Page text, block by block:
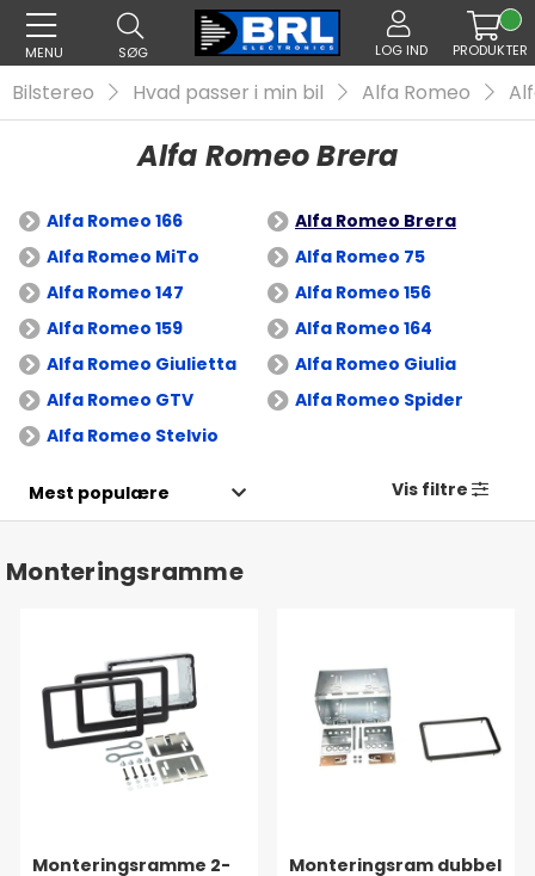
MENU SØG LOG IND PRODUKTER
Bilstereo Hvad passer i min bil Alfa Romeo
Alfa Romeo Brera
Alfa Romeo 166
Alfa Romeo Brera
Alfa Romeo MiTo
Alfa Romeo 75
Alfa Romeo 147
Alfa Romeo 156
Alfa Romeo 159
Alfa Romeo 164
Alfa Romeo Giulietta
Alfa Romeo Giulia
Alfa Romeo GTV
Alfa Romeo Spider
Alfa Romeo Stelvio
Vis filtre
Monteringsramme
Monteringsramme 2-
Monteringsram dubbel